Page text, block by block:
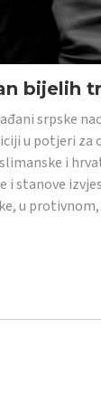
bijelih
srpske
u potjeri za
i
i stanove
u